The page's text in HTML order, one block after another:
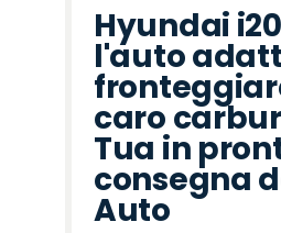
Hyundai i20
l'auto
caro
Tua in
consegna
Auto